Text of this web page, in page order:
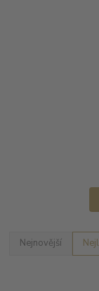
Nejnovější